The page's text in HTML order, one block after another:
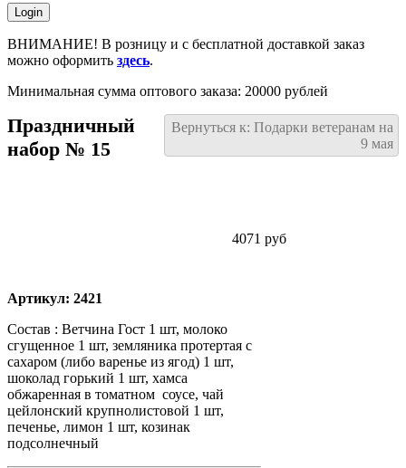
ВНИМАНИЕ! В розницу и с бесплатной доставкой заказ
можно оформить здесь.
Минимальная сумма оптового заказа: 20000 рублей
Вернуться к: Подарки ветеранам на
9 мая
Праздничный
набор № 15
4071 руб
Артикул: 2421
Состав : Ветчина Гост 1 шт, молоко
сгущенное 1 шт, земляника протертая с
сахаром (либо варенье из ягод) 1 шт,
шоколад горький 1 шт, хамса
обжаренная в томатном соусе, чай
цейлонский крупнолистовой 1 шт,
печенье, лимон 1 шт, козинак
подсолнечный